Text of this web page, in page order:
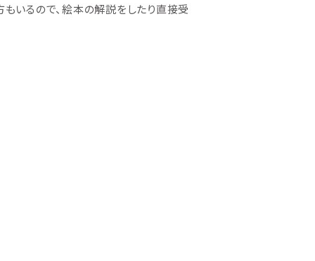
いるので、絵本の解説をしたり直接受